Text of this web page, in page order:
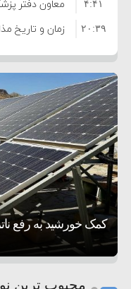
معاون دفتر
واهی و کذب
۴:۴۱
زمان و تاریخ
نشده است
۲۰:۳۹
وزیر جنگ
نظامی علیه
۶:۵۰
موافقت ترامپ ۶:۲۱
هشدار عراقچی
آمریکا
۲:۱۵
مقام ارشد
دیوانگی آمریکا
۷:۱۰
ترامپ دستور ۵:۴۵
سپاه: دو
متوقف شدند
۱۲:۵۹
ترامپ مدعی
حماس شد
۸:۵۷
کمک خورشید به رفع
تحسین کارگردان «جنگ
عشق عمیق به مردم
۵ شهر افسانه‌ای هخامنشی که هنوز هم زنده هستند
محبوب ترین